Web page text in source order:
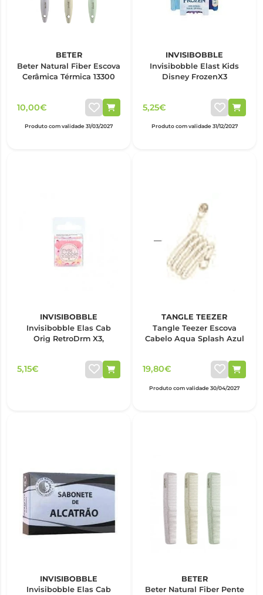
BETER
Beter Natural Fiber Escova
Cerâmica Térmica 13300
10,00€
Produto com validade 31/03/2027
INVISIBOBBLE
Invisibobble Elast Kids
Disney FrozenX3
5,25€
Produto com validade 31/12/2027
INVISIBOBBLE
Invisibobble Elas Cab
Orig RetroDrm X3,
5,15€
TANGLE TEEZER
Tangle Teezer Escova
Cabelo Aqua Splash Azul
19,80€
Produto com validade 30/04/2027
INVISIBOBBLE
Invisibobble Elas Cab
BETER
Beter Natural Fiber Pente